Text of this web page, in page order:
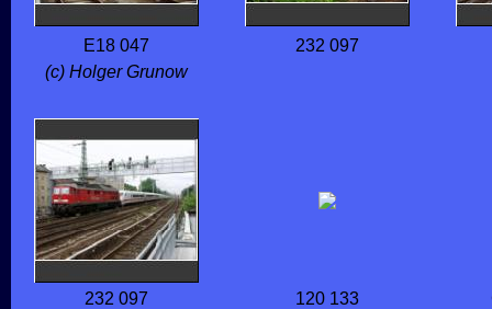
E18 047
(c) Holger Grunow
232 097
232 097 120 133